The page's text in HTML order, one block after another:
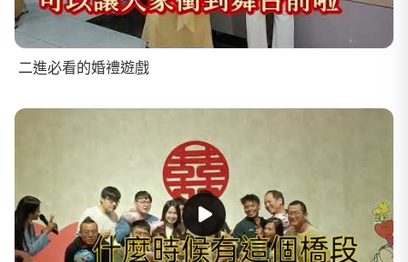
二進必看的婚禮遊戲